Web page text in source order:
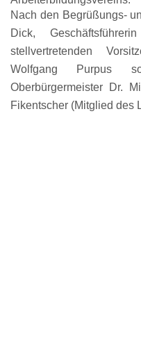
Nach den Begrüßungs-
Dick,
stellvertretenden
Wolfgang Purpus
Oberbürgermeister Dr.
Fikentscher (Mitglied des